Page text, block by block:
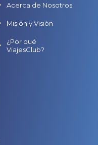
Acerca de Nosotros
Misión y Visión
¿Por qué
ViajesClub?